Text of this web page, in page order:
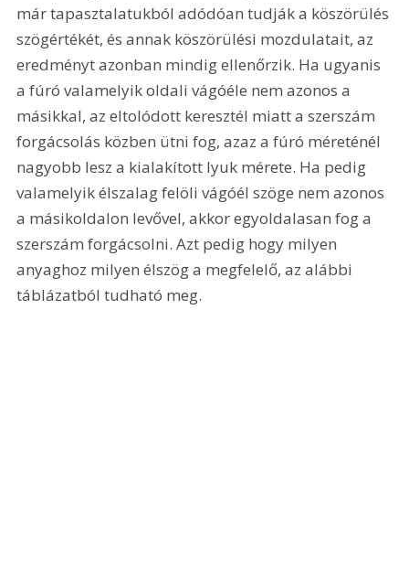
már tapasztalatukból adódóan tudják a köszörülés
szögértékét, és annak köszörülési mozdulatait, az
eredményt azonban mindig ellenőrzik. Ha ugyanis
a fúró valamelyik oldali vágóéle nem azonos a
másikkal, az eltolódott keresztél miatt a szerszám
forgácsolás közben ütni fog, azaz a fúró méreténél
nagyobb lesz a kialakított lyuk mérete. Ha pedig
valamelyik élszalag felöli vágóél szöge nem azonos
a másikoldalon levővel, akkor egyoldalasan fog a
szerszám forgácsolni. Azt pedig hogy milyen
anyaghoz milyen élszög a megfelelő, az alábbi
táblázatból tudható meg.